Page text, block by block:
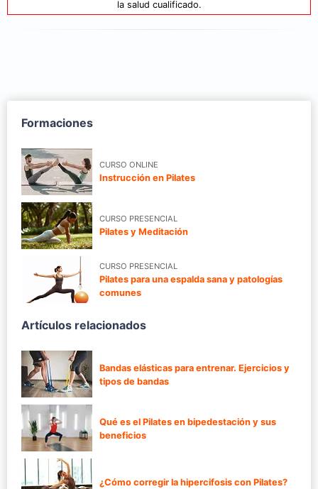
la salud cualificado.
Formaciones
CURSO ONLINE
Instrucción en Pilates
CURSO PRESENCIAL
Pilates y Meditación
CURSO PRESENCIAL
Pilates para una espalda sana y patologías
comunes
Artículos relacionados
Bandas elásticas para entrenar. Ejercicios y
tipos de bandas
Qué es el Pilates en bipedestación y sus
beneficios
¿Cómo corregir la hipercifosis con Pilates?